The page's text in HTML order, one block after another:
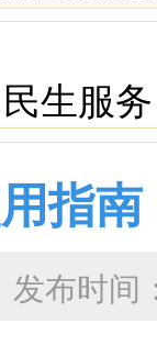
民生服务
指
发布时间